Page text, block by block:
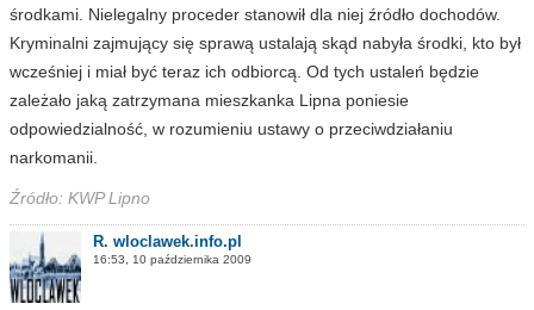
środkami. Nielegalny proceder stanowił dla niej źródło dochodów.
Kryminalni zajmujący się sprawą ustalają skąd nabyła środki, kto był
wcześniej i miał być teraz ich odbiorcą. Od tych ustaleń będzie
zależało jaką zatrzymana mieszkanka Lipna poniesie
odpowiedzialność, w rozumieniu ustawy o przeciwdziałaniu
narkomanii.
Źródło: KWP Lipno
R. wloclawek.info.pl
16:53, 10 października 2009